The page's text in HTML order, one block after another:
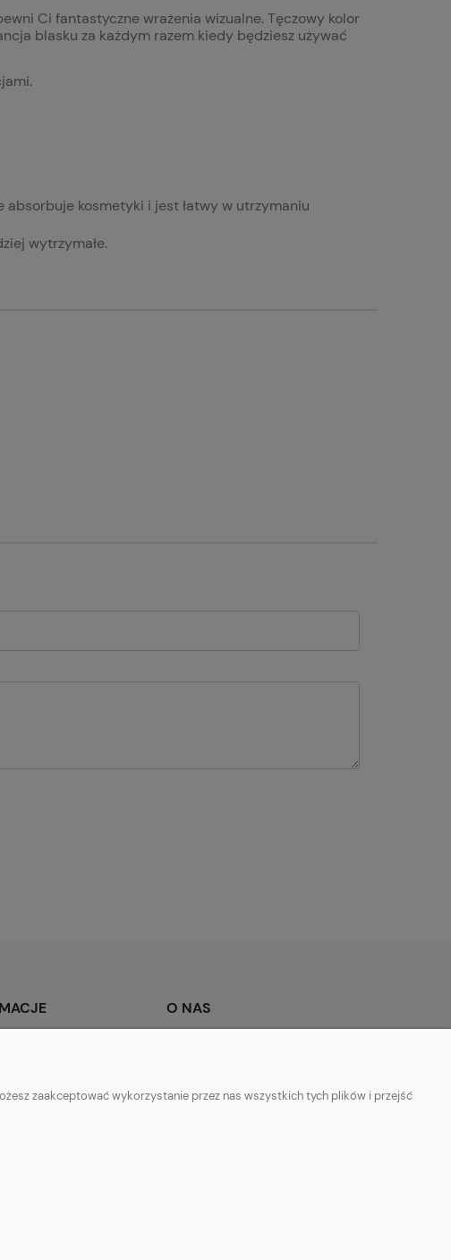
Ci fantastyczne wrażenia wizualne. Tęczowy kolor
blasku za każdym razem kiedy będziesz używać
absorbuje kosmetyki i jest łatwy w utrzymaniu
wytrzymałe.
O NAS
O firmie
zaakceptować wykorzystanie przez nas wszystkich tych plików i przejść